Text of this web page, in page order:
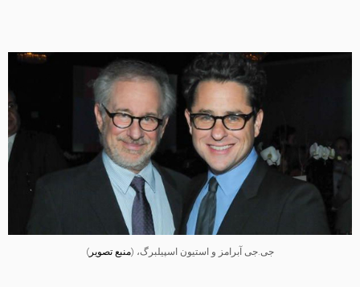
جی.جی آبرامز و استیون اسپیلبرگ، (منبع تصویر)